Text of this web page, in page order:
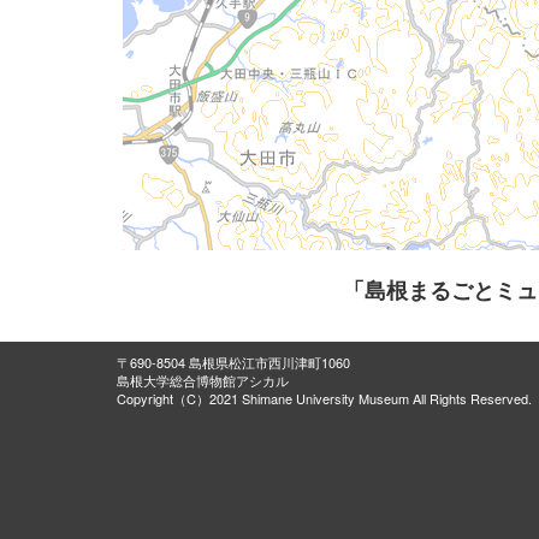
「島根まるごとミ
〒690-8504 島根県松江市西川津町1060
島根大学総合博物館アシカル
Copyright（C）2021 Shimane University Museum All Rights Reserved.